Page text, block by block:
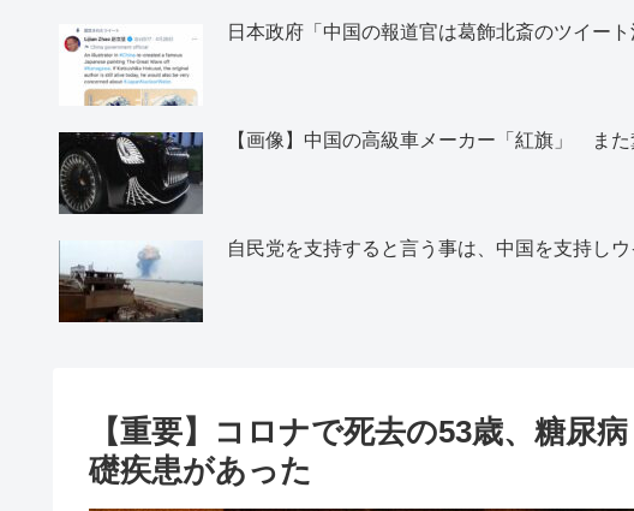
日本政府「中国の報道官は葛飾北斎のツイー
【画像】中国の高級車メーカー「紅旗」 また
自民党を支持すると言う事は、中国を支持し
【重要】コロナで死去の53歳、糖尿
礎疾患があった